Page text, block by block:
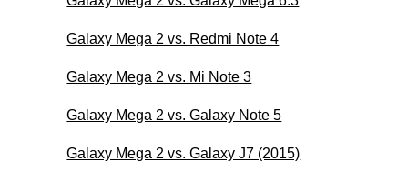
Galaxy Mega 2 vs. Redmi Note 4
Galaxy Mega 2 vs. Mi Note 3
Galaxy Mega 2 vs. Galaxy Note 5
Galaxy Mega 2 vs. Galaxy J7 (2015)